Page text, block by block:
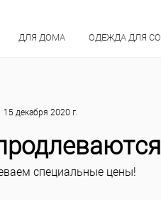
ДЛЯ ДОМА ОДЕЖДА ДЛЯ
15 декабря 2020 г.
специальные цены!